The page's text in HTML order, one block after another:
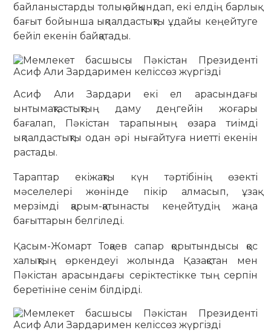
байланыстарды толық айқындап, екі елдің барлық
бағыт бойынша ықпалдастықты ұдайы кеңейтуге
бейіл екенін байқатады.
Асиф Али Зардари екі ел арасындағы
ынтымақтастықтың даму деңгейін жоғары
бағалап, Пәкістан тарапының өзара тиімді
ықпалдастықты одан әрі нығайтуға ниетті екенін
растады.
Тараптар екіжақты күн тәртібінің өзекті
мәселелері жөнінде пікір алмасып, ұзақ
мерзімді қарым-қатынасты кеңейтудің жаңа
бағыттарын белгіледі.
Қасым-Жомарт Тоқаев сапар қорытындысы қос
халықтың өркендеуі жолында Қазақстан мен
Пәкістан арасындағы серіктестікке тың серпін
беретініне сенім білдірді.